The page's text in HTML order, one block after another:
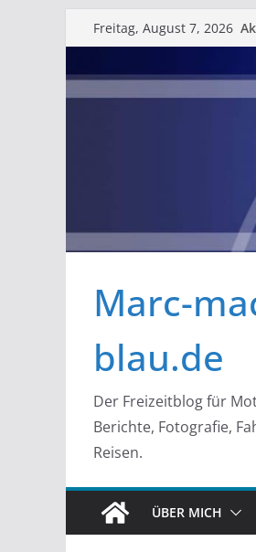
Zum
Inhalt
springen
Freitag, August 7, 2026
Marc-
blau.de
Der Freizeitblog für
Berichte, Fotografie,
Reisen.
ÜBER MICH